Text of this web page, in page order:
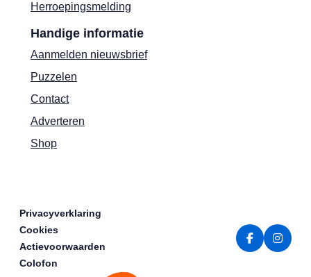
Herroepingsmelding
Handige informatie
Aanmelden nieuwsbrief
Puzzelen
Contact
Adverteren
Shop
Privacyverklaring
Cookies
Actievoorwaarden
Colofon